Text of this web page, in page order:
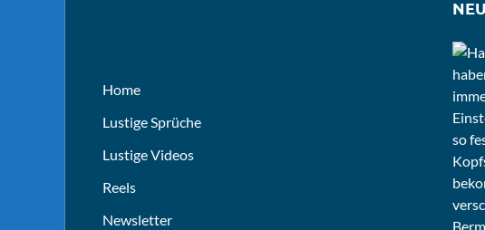
Home
Lustige Sprüche
Lustige Videos
Reels
Newsletter